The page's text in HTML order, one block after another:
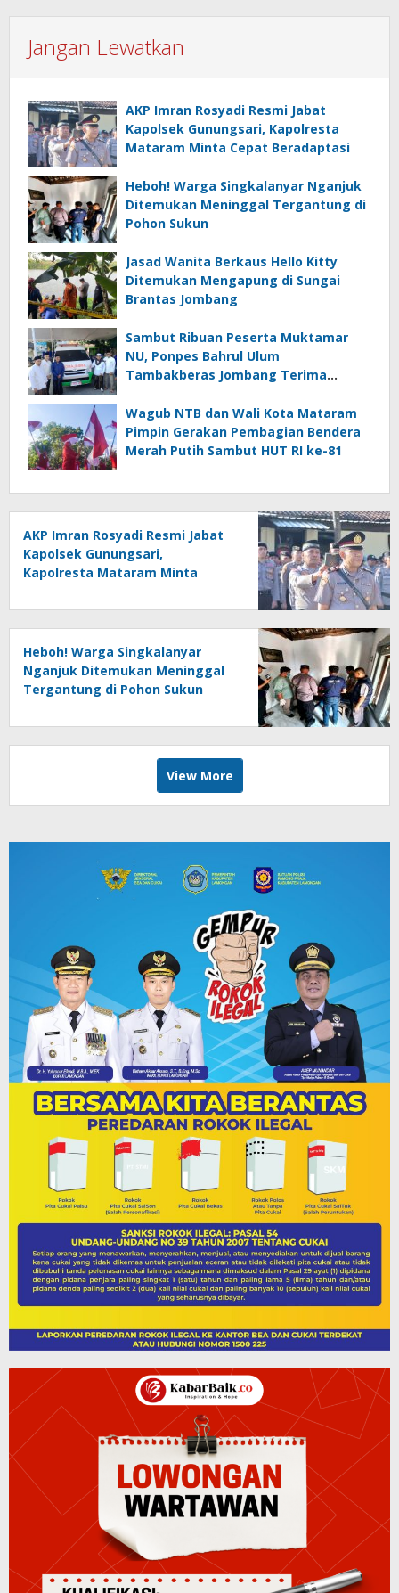
Jangan Lewatkan
AKP Imran Rosyadi Resmi Jabat
Kapolsek Gunungsari, Kapolresta
Mataram Minta Cepat Beradaptasi
Heboh! Warga Singkalanyar Nganjuk
Ditemukan Meninggal Tergantung di
Pohon Sukun
Jasad Wanita Berkaus Hello Kitty
Ditemukan Mengapung di Sungai
Brantas Jombang
Sambut Ribuan Peserta Muktamar
NU, Ponpes Bahrul Ulum
Tambakberas Jombang Terima
Wagub NTB dan Wali Kota Mataram
Pimpin Gerakan Pembagian Bendera
Merah Putih Sambut HUT RI ke-81
AKP Imran Rosyadi Resmi Jabat
Kapolsek Gunungsari,
Kapolresta Mataram Minta
Heboh! Warga Singkalanyar
Nganjuk Ditemukan Meninggal
Tergantung di Pohon Sukun
View More